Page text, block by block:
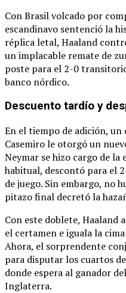
Con Brasil volcado por
escandinavo sentenció la
réplica letal, Haaland
un implacable remate de
poste para el 2-0
banco nórdico.
Descuento tardío y
En el tiempo de adición,
Casemiro le otorgó un
Neymar se hizo cargo de la
habitual, descontó para el
de juego. Sin embargo, no
pitazo final decretó la
Con este doblete, Haaland
el certamen e iguala la
Ahora, el sorprendente
para disputar los cuartos
donde espera al ganador
Inglaterra.